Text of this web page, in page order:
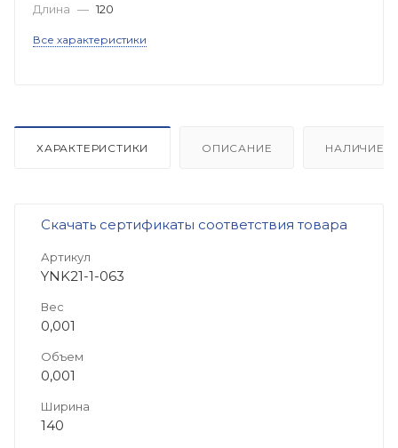
Длина — 120
Все характеристики
ХАРАКТЕРИСТИКИ ОПИСАНИЕ НАЛИЧИЕ
Скачать сертификаты соответствия товара
Артикул
YNK21-1-063
Вес
0,001
Объем
0,001
Ширина
140